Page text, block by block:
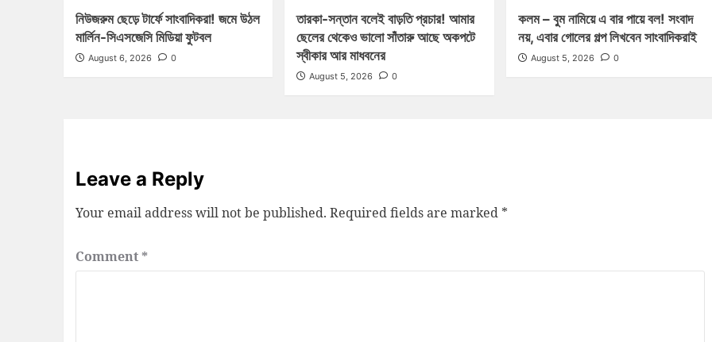
নিউজরুম ছেড়ে টার্ফে সাংবাদিকরা! জমে উঠল
মার্লিন-সিএসজেসি মিডিয়া ফুটবল
August 6, 2026 0
তারকা-সন্তান বলেই বাড়তি প্রচার! আমার
ছেলের থেকেও ভালো সাঁতারু আছে অকপটে
স্বীকার আর মাধবনের
August 5, 2026 0
কলম – বুম নামিয়ে এ বার পায়ে বল! সংবাদ
নয়, এবার গোলের গল্প লিখবেন সাংবাদিকরাই
August 5, 2026 0
Leave a Reply
Your email address will not be published. Required fields are marked *
Comment *